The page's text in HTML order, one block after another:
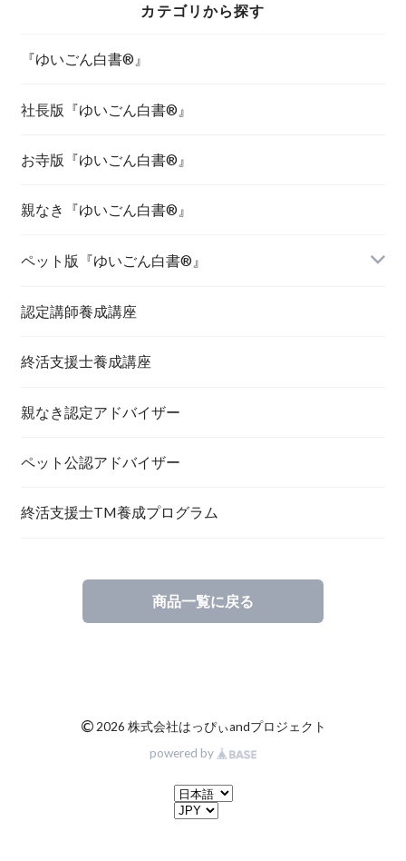
カテゴリから探す
『ゆいごん白書®』
社長版『ゆいごん白書®』
お寺版『ゆいごん白書®』
親なき『ゆいごん白書®』
ペット版『ゆいごん白書®』
認定講師養成講座
終活支援士養成講座
親なき認定アドバイザー
ペット公認アドバイザー
終活支援士TM養成プログラム
商品一覧に戻る
©2026 株式会社はっぴぃandプロジェクト
powered by